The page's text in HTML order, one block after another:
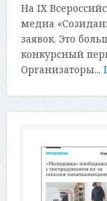
На IX
медиа
заявок. Это
конкурсный
Организаторы...